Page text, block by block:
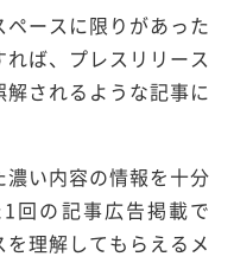
ースに限りがあった
ば、プレスリリース
されるような記事に
い内容の情報を十分
回の記事広告掲載で
理解してもらえるメ